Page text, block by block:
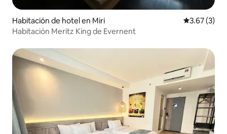
Habitación de hotel en Miri Calificación
3.67 (3)
Habitación Meritz King de Evernent